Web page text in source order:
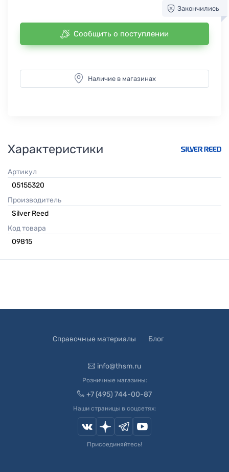
Закончились
Сообщить о поступлении
Наличие в магазинах
Характеристики
Артикул
05155320
Производитель
Silver Reed
Код товара
09815
Справочные материалы Блог
info@thsm.ru
Розничные магазины:
+7 (495) 744-00-87
Наши страницы в соцсетях:
Присоединяйтесь!